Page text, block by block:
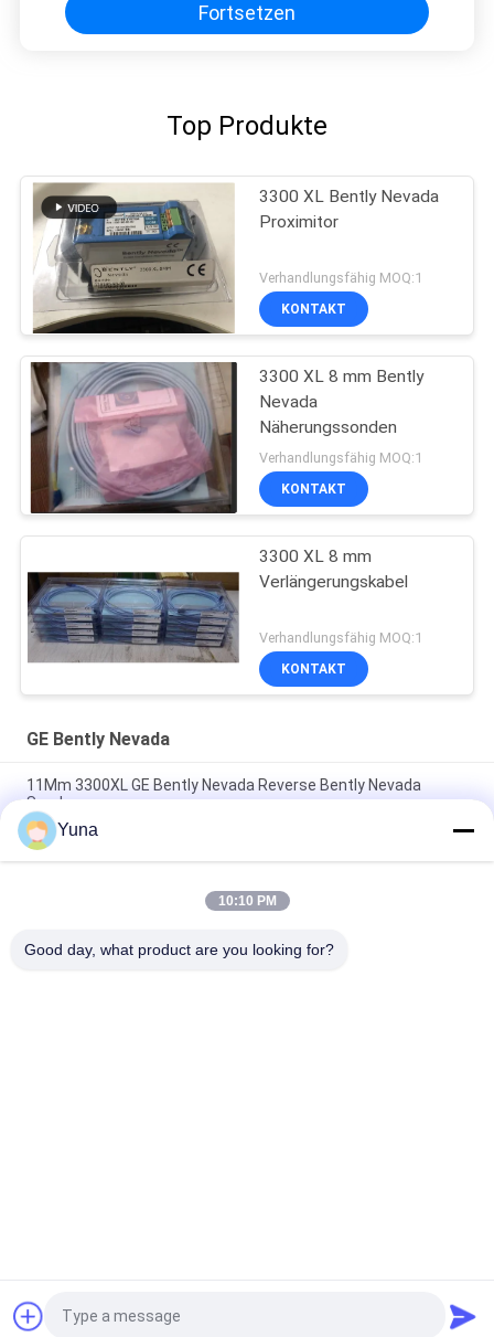
Fortsetzen
Top Produkte
3300 XL Bently Nevada
Proximitor
Verhandlungsfähig MOQ:1
KONTAKT
3300 XL 8 mm Bently
Nevada
Näherungssonden
Verhandlungsfähig MOQ:1
KONTAKT
3300 XL 8 mm
Verlängerungskabel
Verhandlungsfähig MOQ:1
KONTAKT
GE Bently Nevada
11Mm 3300XL GE Bently Nevada Reverse Bently Nevada
Sonde
50 mm 3300XL Bently Nevada Näherungssonde 330709-000-
050-10-02-00
8.0 Meter 3300 XL 11Mm GE Bently Nevada Vibrationssonde
Fordern Sie ein Angebot
Yuna
10:10 PM
Good day, what product are you looking for?